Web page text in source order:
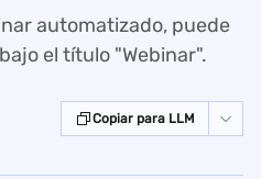
automatizado, puede
el título "Webinar".
Copiar para LLM